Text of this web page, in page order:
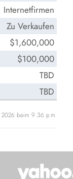
Internetfirmen
Zu Verkaufen
$1,600,000
$100,000
TBD
TBD
2026 beim 9:36 p.m.